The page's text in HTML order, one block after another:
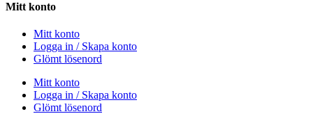
Mitt konto
Mitt konto
Logga in / Skapa konto
Glömt lösenord
Mitt konto
Logga in / Skapa konto
Glömt lösenord